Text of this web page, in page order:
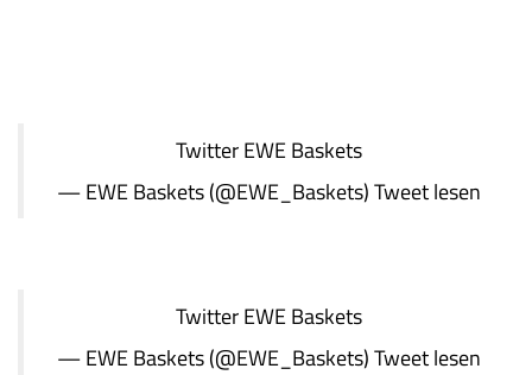
TwitterEWE Baskets
— EWE Baskets (@EWE_Baskets)Tweet lesen
TwitterEWE Baskets
— EWE Baskets (@EWE_Baskets)Tweet lesen